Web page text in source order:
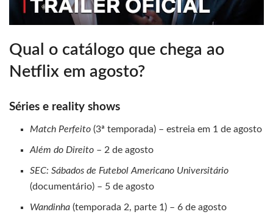
Qual o catálogo que chega ao
Netflix em agosto?
Séries e reality shows
Match Perfeito (3ª temporada) – estreia em 1 de agosto
Além do Direito – 2 de agosto
SEC: Sábados de Futebol Americano Universitário
(documentário) – 5 de agosto
Wandinha (temporada 2, parte 1) – 6 de agosto